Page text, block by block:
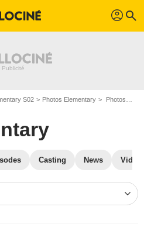
profil search
S02 Photos Elementary Photos Elementary S02
Casting News